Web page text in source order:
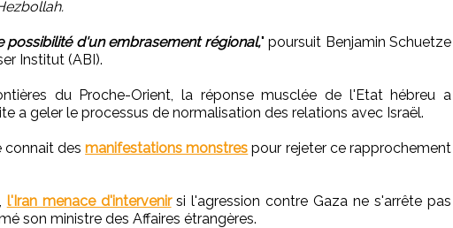
possibilité d'un embrasement régional," poursuit Benjamin Schuetze
Institut (ABI).
du Proche-Orient, la réponse musclée de l'Etat hébreu a
a geler le processus de normalisation des relations avec Israël.
connait desmanifestations monstres pour rejeter ce rapprochement
l'Iran menace d'intervenirsi l'agression contre Gaza ne s'arrête pas
son ministre des Affaires étrangères.